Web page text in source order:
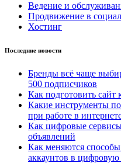
Ведение и
Продвижение в
Хостинг
Последние новости
Бренды всё чаще
500 подписчиков
Как подготовить
Какие инструменты
при работе в
Как цифровые
объявлений
Как меняются
аккаунтов в цифровую